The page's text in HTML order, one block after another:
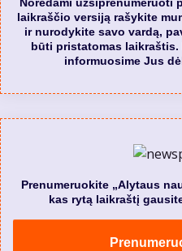
laikraščio versiją rašykite
ir nurodykite savo vardą,
būti pristatomas
informuosime Jus
Prenumeruokite „Alytaus
kas rytą laikraštį